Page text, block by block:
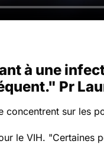
à une
Pr
sur les
le VIH. "Certaines